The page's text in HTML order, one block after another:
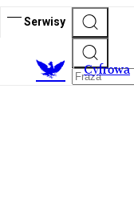
Serwisy
Cyfrowa